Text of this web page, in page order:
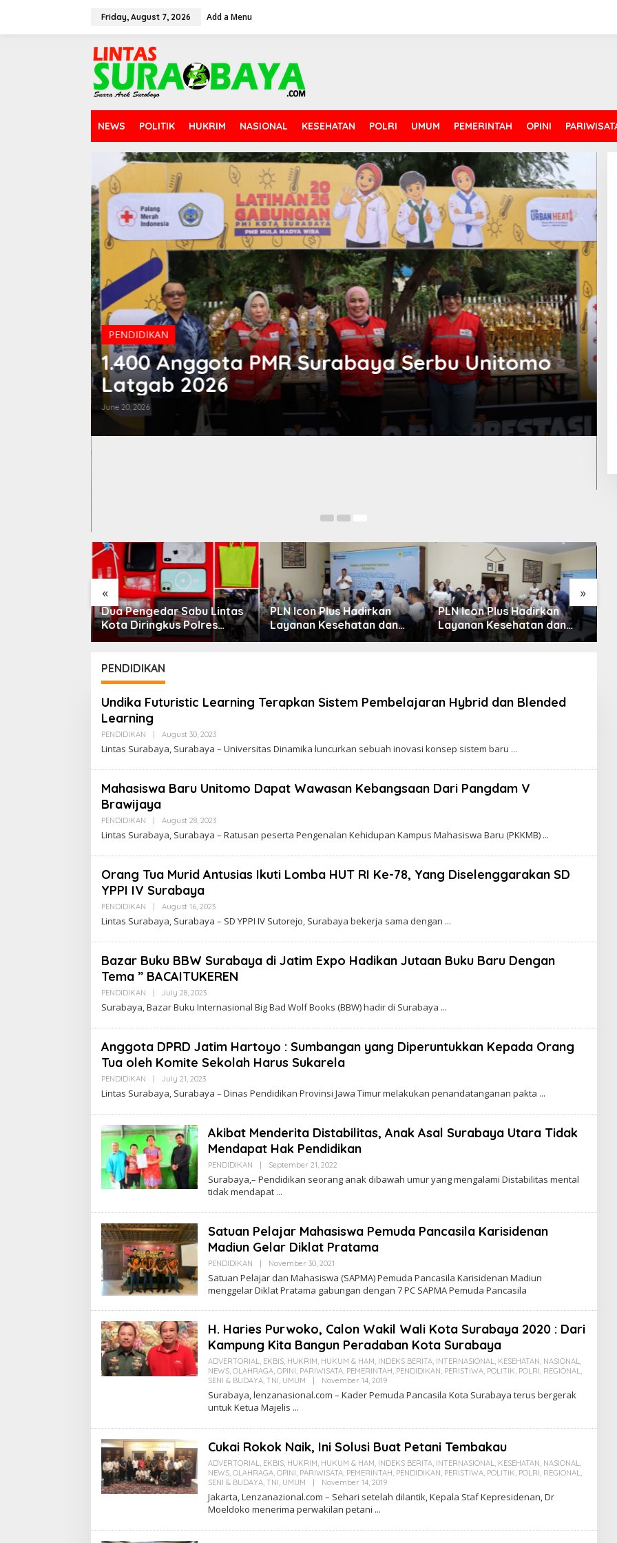
Friday, August 7, 2026 Add a Menu
NEWS POLITIK HUKRIM NASIONAL KESEHATAN POLRI UMUM PEMERINTAH OPINI
PENDIDIKAN
1.400 Anggota PMR Surabaya Serbu Unitomo
Latgab 2026
June 20, 2026
« »
Dua Pengedar Sabu Lintas
Kota Diringkus Polres
Gresik di Jalan Veteran
PLN Icon Plus Hadirkan
Layanan Kesehatan dan
Bantuan Sosial bagi Lansia
PLN Icon Plus Hadirkan
Layanan Kesehatan dan
Bantuan Sosial bagi Lansia
PENDIDIKAN
Undika Futuristic Learning Terapkan Sistem Pembelajaran Hybrid dan Blended
Learning
PENDIDIKAN August 30, 2023
Lintas Surabaya, Surabaya – Universitas Dinamika luncurkan sebuah inovasi konsep sistem baru
Mahasiswa Baru Unitomo Dapat Wawasan Kebangsaan Dari Pangdam V
Brawijaya
PENDIDIKAN August 28, 2023
Lintas Surabaya, Surabaya – Ratusan peserta Pengenalan Kehidupan Kampus Mahasiswa Baru (PKKMB)
Orang Tua Murid Antusias Ikuti Lomba HUT RI Ke-78, Yang Diselenggarakan SD
YPPI IV Surabaya
PENDIDIKAN August 16, 2023
Lintas Surabaya, Surabaya – SD YPPI IV Sutorejo, Surabaya bekerja sama dengan
Bazar Buku BBW Surabaya di Jatim Expo Hadikan Jutaan Buku Baru Dengan
Tema ” BACAITUKEREN
PENDIDIKAN July 28, 2023
Surabaya, Bazar Buku Internasional Big Bad Wolf Books (BBW) hadir di Surabaya
Anggota DPRD Jatim Hartoyo : Sumbangan yang Diperuntukkan Kepada Orang
Tua oleh Komite Sekolah Harus Sukarela
PENDIDIKAN July 21, 2023
Lintas Surabaya, Surabaya – Dinas Pendidikan Provinsi Jawa Timur melakukan penandatanganan pakta
Akibat Menderita Distabilitas, Anak Asal Surabaya Utara Tidak
Mendapat Hak Pendidikan
PENDIDIKAN September 21, 2022
Surabaya,– Pendidikan seorang anak dibawah umur yang mengalami Distabilitas mental
tidak mendapat
Satuan Pelajar Mahasiswa Pemuda Pancasila Karisidenan
Madiun Gelar Diklat Pratama
PENDIDIKAN November 30, 2021
A
D
I
Satuan Pelajar dan Mahasiswa (SAPMA) Pemuda Pancasila Karisidenan Madiun
menggelar Diklat Pratama gabungan dengan 7 PC SAPMA Pemuda Pancasila
H. Haries Purwoko, Calon Wakil Wali Kota Surabaya 2020 : Dari
Kampung Kita Bangun Peradaban Kota Surabaya
ADVERTORIAL, EKBIS, HUKRIM, HUKUM & HAM, INDEKS BERITA, INTERNASIONAL, KESEHATAN, NASIONAL,
NEWS, OLAHRAGA, OPINI, PARIWISATA, PEMERINTAH, PENDIDIKAN, PERISTIWA, POLITIK, POLRI, REGIONAL,
SENI & BUDAYA, TNI, UMUM November 14, 2019
A
I
Surabaya, lenzanasional.com – Kader Pemuda Pancasila Kota Surabaya terus bergerak
untuk Ketua Majelis
Cukai Rokok Naik, Ini Solusi Buat Petani Tembakau
ADVERTORIAL, EKBIS, HUKRIM, HUKUM & HAM, INDEKS BERITA, INTERNASIONAL, KESEHATAN, NASIONAL,
NEWS, OLAHRAGA, OPINI, PARIWISATA, PEMERINTAH, PENDIDIKAN, PERISTIWA, POLITIK, POLRI, REGIONAL,
SENI & BUDAYA, TNI, UMUM November 14, 2019
Y
A
I
Jakarta, Lenzanazional.com – Sehari setelah dilantik, Kepala Staf Kepresidenan, Dr
Moeldoko menerima perwakilan petani